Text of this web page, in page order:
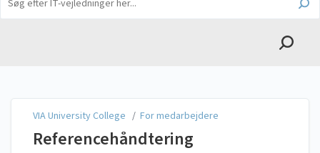
English
VIA University College / For medarbejdere
Referencehåndtering